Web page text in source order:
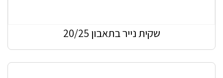
שקית נייר בתאבון 20/25